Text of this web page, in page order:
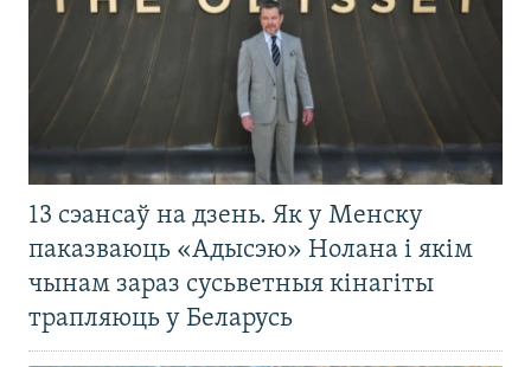
13 сэансаў на дзень. Як у Менску
паказваюць «Адысэю» Нолана і якім
чынам зараз сусьветныя кінагіты
трапляюць у Беларусь